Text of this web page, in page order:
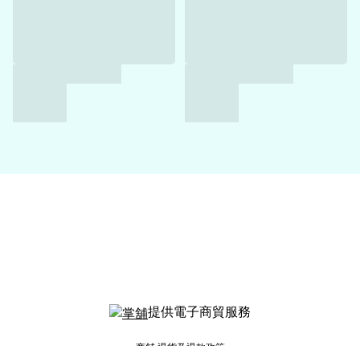
提供電子商貿服務